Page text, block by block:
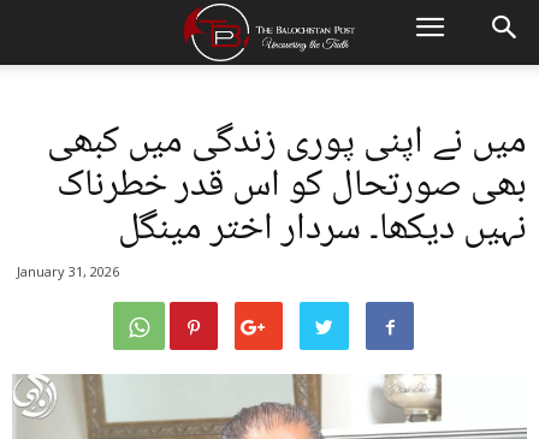
میں نے اپنی پوری زندگی میں کبھی
بھی صورتحال کو اس قدر خطرناک
نہیں دیکھا۔ سردار اختر مینگل
January 31, 2026